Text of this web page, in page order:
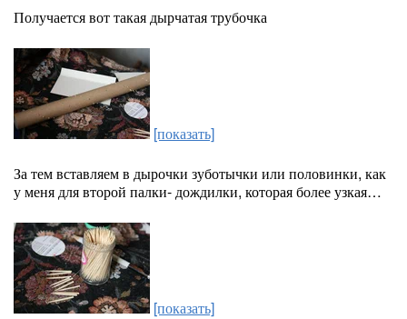
Получается вот такая дырчатая трубочка
[показать]
За тем вставляем в дырочки зуботычки или половинки, как
у меня для второй палки- дождилки, которая более узкая…
[показать]